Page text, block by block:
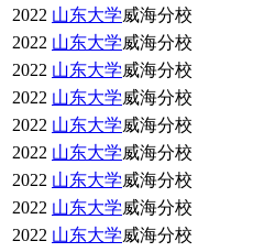
2022 山东大学威海分校
2022 山东大学威海分校
2022 山东大学威海分校
2022 山东大学威海分校
2022 山东大学威海分校
2022 山东大学威海分校
2022 山东大学威海分校
2022 山东大学威海分校
2022 山东大学威海分校